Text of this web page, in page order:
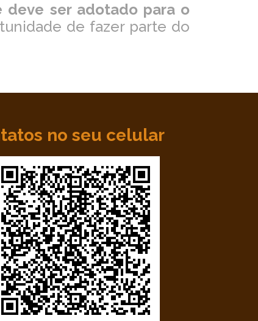
deve ser adotado para o
de fazer parte do
no seu celular